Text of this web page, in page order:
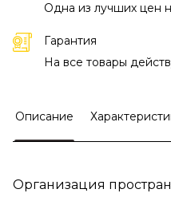
Одна из лучших цен
Гарантия
На все товары
Описание
Организация